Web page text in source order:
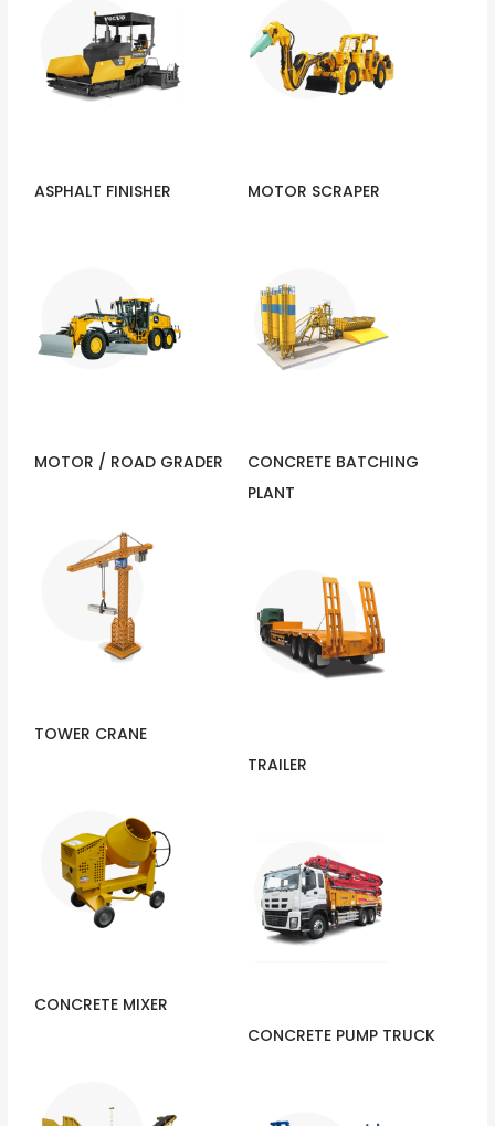
ASPHALT FINISHER
MOTOR / ROAD GRADER
TOWER CRANE
CONCRETE MIXER
MOTOR SCRAPER
CONCRETE BATCHING
PLANT
TRAILER
CONCRETE PUMP TRUCK